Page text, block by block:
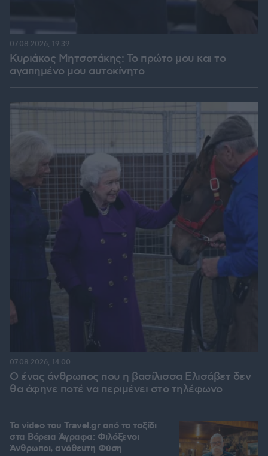
Κυριάκος Μητσοτάκης: Το πρώτο μου και το
αγαπημένο μου αυτοκίνητο
07.08.2026, 19:39
Ο ένας άνθρωπος που η βασίλισσα Ελισάβετ δεν
θα άφηνε ποτέ να περιμένει στο τηλέφωνο
07.08.2026, 14:00
To video του Travel.gr από το ταξίδι
στα Βόρεια Άγραφα: Φιλόξενοι
Άνθρωποι, ανόθευτη Φύση